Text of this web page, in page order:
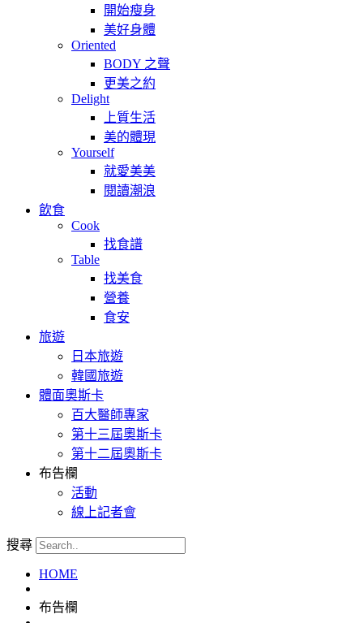
開始瘦身
美好身體
Oriented
BODY 之聲
更美之約
Delight
上質生活
美的體現
Yourself
就愛美美
閱讀潮浪
飲食
Cook
找食譜
Table
找美食
營養
食安
旅遊
日本旅遊
韓國旅遊
體面奧斯卡
百大醫師專家
第十三屆奧斯卡
第十二屆奧斯卡
布告欄
活動
線上記者會
搜尋
HOME
布告欄